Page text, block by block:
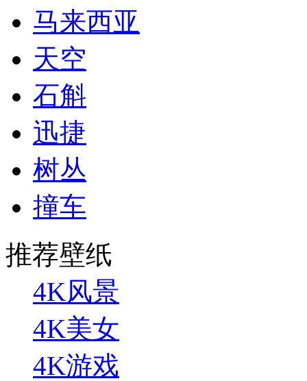
马来西亚
天空
石斛
迅捷
树丛
撞车
推荐壁纸
4K风景
4K美女
4K游戏